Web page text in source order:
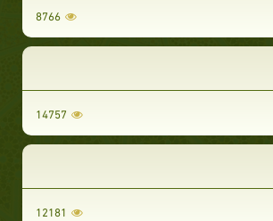
8766
14757
12181